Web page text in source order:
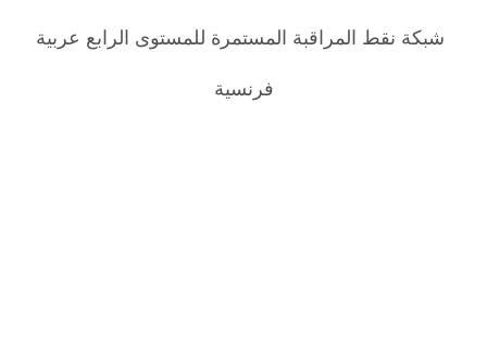
شبكة نقط المراقبة المستمرة للمستوى الرابع عربية
فرنسية